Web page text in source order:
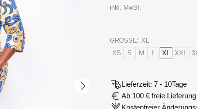
inkl. MwSt.
GRÖSSE:
XL
XS
S M L XL XXL
Lieferzeit: 7 - 10Tage
Ab 100 € freie
Kostenfreier